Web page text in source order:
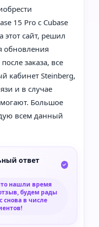
15 Pro с Cubase
этот сайт, решил
обновления
заказа, все
кабинет Steinberg,
и в случае
Большое
всем данный
ответ
нашли время
будем рады
снова в числе